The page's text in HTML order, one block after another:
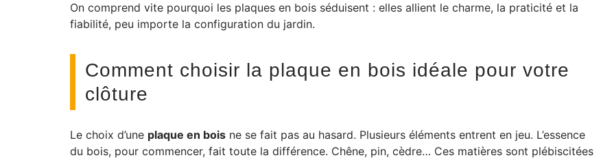
On comprend vite pourquoi les plaques en bois séduisent : elles allient le charme, la praticité et la
fiabilité, peu importe la configuration du jardin.
Comment choisir la plaque en bois idéale pour votre
clôture
Le choix d’une plaque en bois ne se fait pas au hasard. Plusieurs éléments entrent en jeu. L’essence
du bois, pour commencer, fait toute la différence. Chêne, pin, cèdre… Ces matières sont plébiscitées